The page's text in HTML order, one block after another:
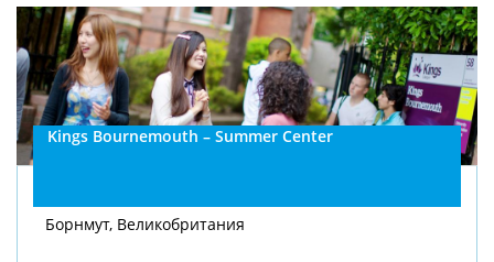
Kings Bournemouth – Summer Center
Борнмут, Великобритания